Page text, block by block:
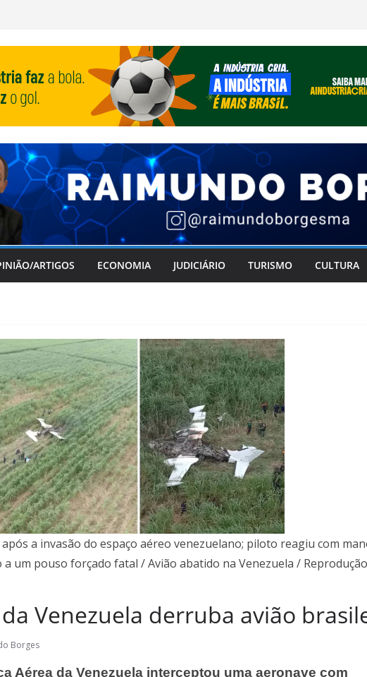
ARTIGOS ECONOMIA JUDICIÁRIO TURISMO CULTURA
a invasão do espaço aéreo venezuelano; piloto reagiu com
a um pouso forçado fatal / Avião abatido na Venezuela / Reprodução
Venezuela derruba avião
Borges
Aérea da Venezuela interceptou uma aeronave com